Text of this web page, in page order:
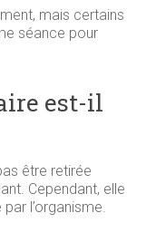
mais certains
séance pour
est-il
être retirée
Cependant, elle
l’organisme.